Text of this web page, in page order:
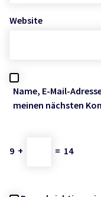
Website
Name, E-Mail-
meinen nächsten
9 + = 14